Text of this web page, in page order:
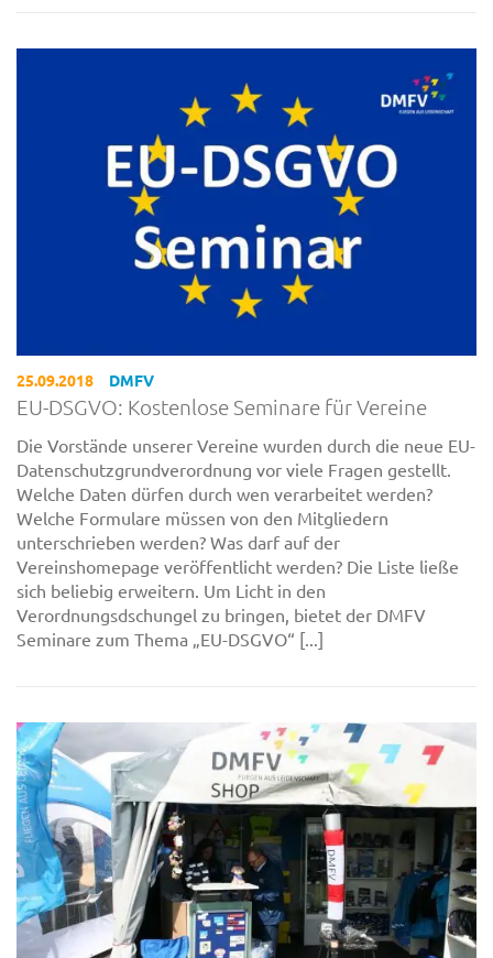
25.09.2018 DMFV
EU-DSGVO: Kostenlose Seminare für Vereine
Die Vorstände unserer Vereine wurden durch die neue EU-
Datenschutzgrundverordnung vor viele Fragen gestellt.
Welche Daten dürfen durch wen verarbeitet werden?
Welche Formulare müssen von den Mitgliedern
unterschrieben werden? Was darf auf der
Vereinshomepage veröffentlicht werden? Die Liste ließe
sich beliebig erweitern. Um Licht in den
Verordnungsdschungel zu bringen, bietet der DMFV
Seminare zum Thema „EU-DSGVO“ [...]